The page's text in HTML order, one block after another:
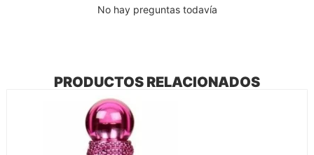
No hay preguntas todavía
PRODUCTOS RELACIONADOS